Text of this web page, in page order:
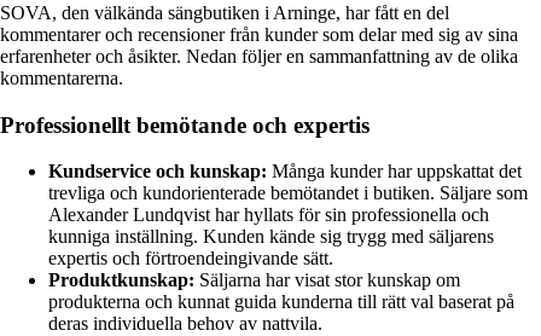
SOVA, den välkända sängbutiken i Arninge, har fått en del
kommentarer och recensioner från kunder som delar med sig av sina
erfarenheter och åsikter. Nedan följer en sammanfattning av de olika
kommentarerna.
Professionellt bemötande och expertis
Kundservice och kunskap: Många kunder har uppskattat det
trevliga och kundorienterade bemötandet i butiken. Säljare som
Alexander Lundqvist har hyllats för sin professionella och
kunniga inställning. Kunden kände sig trygg med säljarens
expertis och förtroendeingivande sätt.
Produktkunskap: Säljarna har visat stor kunskap om
produkterna och kunnat guida kunderna till rätt val baserat på
deras individuella behov av nattvila.